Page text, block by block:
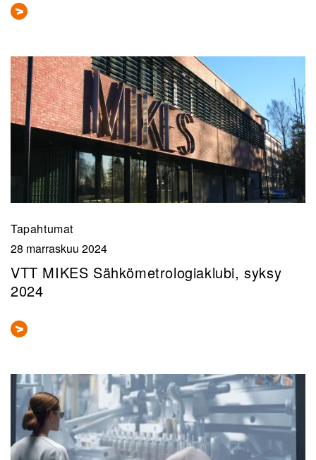
Tapahtumat
28 marraskuu 2024
VTT MIKES Sähkömetrologiaklubi, syksy
2024